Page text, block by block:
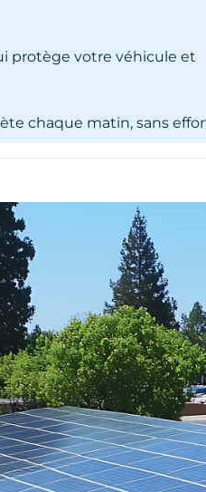
protège votre véhicule et
chaque matin, sans